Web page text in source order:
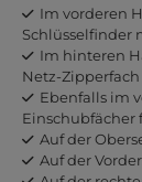
Im vorderen
Schlüsselfinder
Im hinteren
Netz-Zipperfach
Ebenfalls im
Einschubfächer
Auf der
Auf der